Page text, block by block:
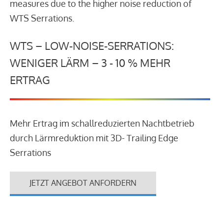
measures due to the higher noise reduction of
WTS Serrations.
WTS – LOW-NOISE-SERRATIONS:
WENIGER LÄRM – 3 - 10 % MEHR
ERTRAG
Mehr Ertrag im schallreduzierten Nachtbetrieb
durch Lärmreduktion mit 3D- Trailing Edge
Serrations
JETZT ANGEBOT ANFORDERN